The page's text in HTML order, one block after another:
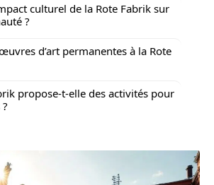
culturel de la Rote Fabrik sur
?
d’art permanentes à la Rote
propose-t-elle des activités pour